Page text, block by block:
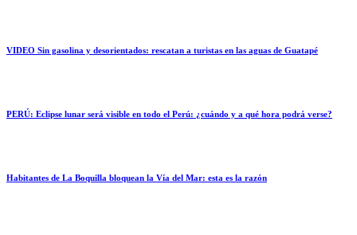
VIDEO Sin gasolina y desorientados: rescatan a turistas en las aguas de Guatapé
PERÚ: Eclipse lunar será visible en todo el Perú: ¿cuándo y a qué hora podrá verse?
Habitantes de La Boquilla bloquean la Vía del Mar: esta es la razón